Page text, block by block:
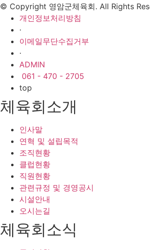
© Copyright 영암군체육회. All Rights
개인정보처리방침
·
이메일무단수집거부
·
ADMIN
061 - 470 - 2705
top
체육회소개
인사말
연혁 및 설립목적
조직현황
클럽현황
직원현황
관련규정 및 경영공시
시설안내
오시는길
체육회소식